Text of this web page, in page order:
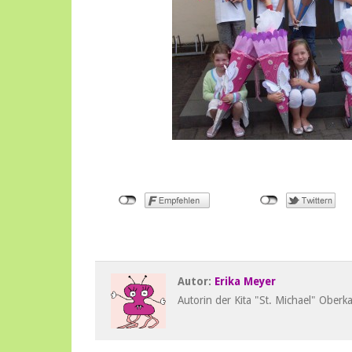
Autor: Erika Meyer
Autorin der Kita "St. Michael"